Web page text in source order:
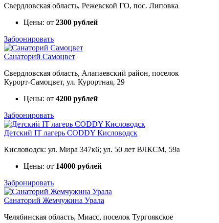
Свердловская область, Режевской ГО, пос. Липовка
Цены: от 2300 рублей
Забронировать
Санаторий Самоцвет
Свердловская область, Алапаевский район, поселок
Курорт‑Самоцвет, ул. Курортная, 29
Цены: от 4200 рублей
Забронировать
Детский IT лагерь CODDY Кисловодск
Кисловодск: ул. Мира 347к6; ул. 50 лет ВЛКСМ, 59а
Цены: от 14000 рублей
Забронировать
Санаторий Жемчужина Урала
Челябинская область, Миасс, поселок Тургоякское